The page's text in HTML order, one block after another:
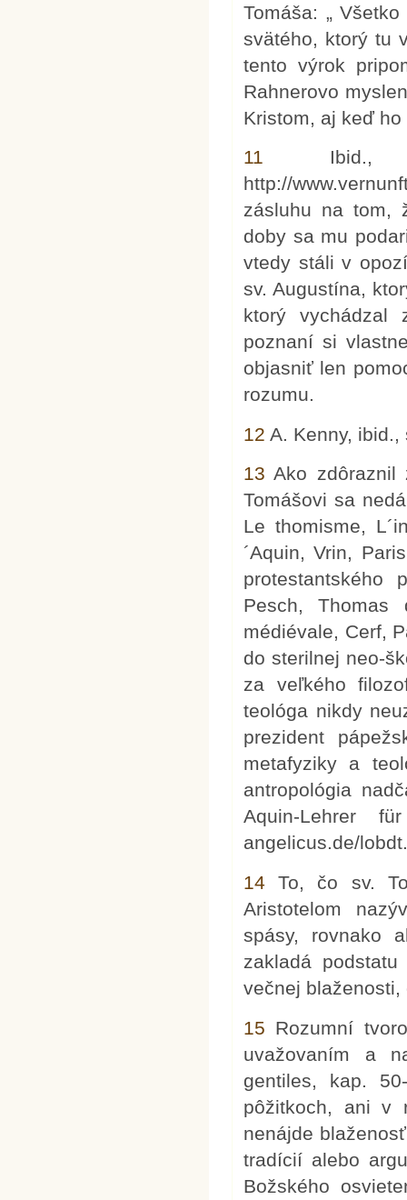
Tomáša: „
svätého, ktorý tu
tento výrok
Rahnerovo
Kristom, aj keď
11 Ibid.,
http://
zásluhu na tom,
doby sa mu
vtedy stáli v
sv. Augustína,
ktorý vychádzal
poznaní si
objasniť len
rozumu.
12 A. Kenny, ibid.,
13 Ako zdôraznil
Tomášovi sa
Le thomisme,
´Aquin, Vrin,
Pesch, Thomas
médiévale, Cerf,
do sterilnej neo-
za veľkého
teológa nikdy
prezident
metafyziky a
antropológia
Aquin-Lehrer
angelicus.de/
14 To, čo sv.
Aristotelom
spásy, rovnako
zakladá
večnej blaženosti,
15 Rozumní
uvažovaním a
gentiles, kap.
pôžitkoch, ani v
nenájde
tradícií alebo
Božského